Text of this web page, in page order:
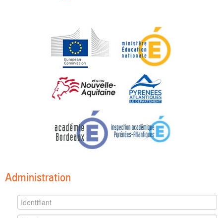
Administration